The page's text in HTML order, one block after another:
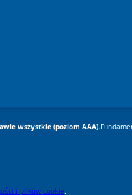
wszystkie (poziom AAA).
i plików cookie